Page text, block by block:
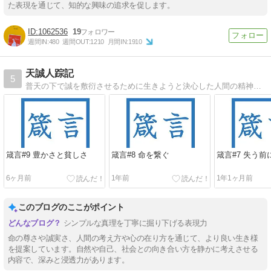
た表現を通じて、知的な興味の追求を促します。
1062536 19
週間IN:480 週間OUT:1210 月間IN:1910
5
天誠人踪記
箴言#9 豊かさと貧しさ
6ヶ月前
箴言#8 命を繋ぐ
1年前
箴言#7 失う前
1年1ヶ月前
このブログのここがポイント
シンプルな真理を丁寧に掘り下げる表現力
命の尊さや誠実さ、人間の考え方や心の在り方を通じて、より良い生き様
を提案しています。自然や自己、社会との向き合い方を静かに考えさせる
内容で、深みと浸透力があります。